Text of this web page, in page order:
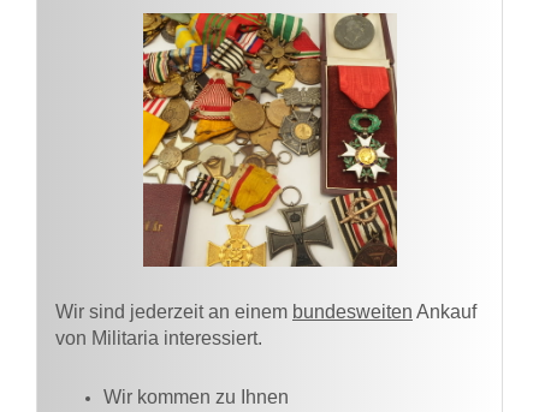
Wir sind jederzeit an einem bundesweiten Ankauf
von Militaria interessiert.
Wir kommen zu Ihnen​